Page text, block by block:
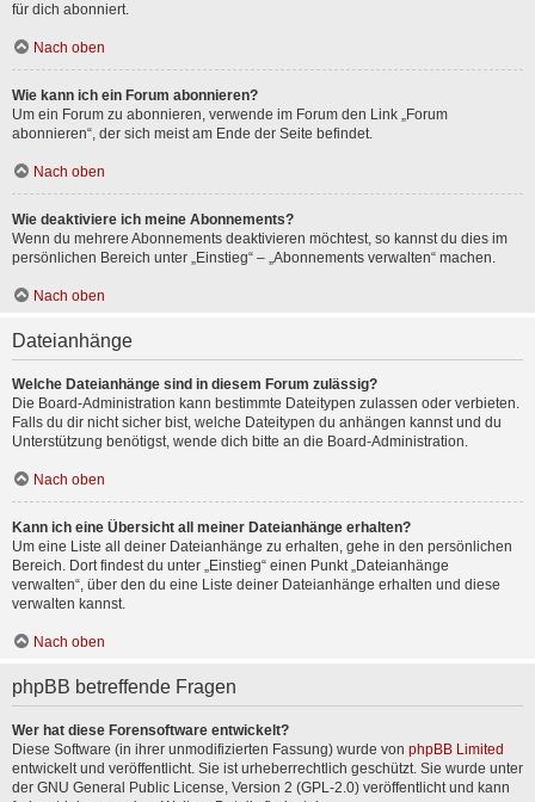
für dich abonniert.
Nach oben
Wie kann ich ein Forum abonnieren?
Um ein Forum zu abonnieren, verwende im Forum den Link „Forum
abonnieren“, der sich meist am Ende der Seite befindet.
Nach oben
Wie deaktiviere ich meine Abonnements?
Wenn du mehrere Abonnements deaktivieren möchtest, so kannst du dies im
persönlichen Bereich unter „Einstieg“ – „Abonnements verwalten“ machen.
Nach oben
Dateianhänge
Welche Dateianhänge sind in diesem Forum zulässig?
Die Board-Administration kann bestimmte Dateitypen zulassen oder verbieten.
Falls du dir nicht sicher bist, welche Dateitypen du anhängen kannst und du
Unterstützung benötigst, wende dich bitte an die Board-Administration.
Nach oben
Kann ich eine Übersicht all meiner Dateianhänge erhalten?
Um eine Liste all deiner Dateianhänge zu erhalten, gehe in den persönlichen
Bereich. Dort findest du unter „Einstieg“ einen Punkt „Dateianhänge
verwalten“, über den du eine Liste deiner Dateianhänge erhalten und diese
verwalten kannst.
Nach oben
phpBB betreffende Fragen
Wer hat diese Forensoftware entwickelt?
Diese Software (in ihrer unmodifizierten Fassung) wurde von phpBB Limited
entwickelt und veröffentlicht. Sie ist urheberrechtlich geschützt. Sie wurde unter
der GNU General Public License, Version 2 (GPL-2.0) veröffentlicht und kann